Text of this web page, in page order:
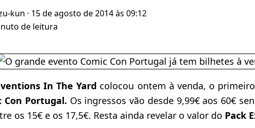
kun · 15 de agosto de 2014 às 09:12
de leitura
In The Yard colocou ontem à venda, o
Con Portugal. Os ingressos vão desde 9,99€ aos 60€
os 15€ e os 17,5€. Resta ainda revelar o valor do Pack